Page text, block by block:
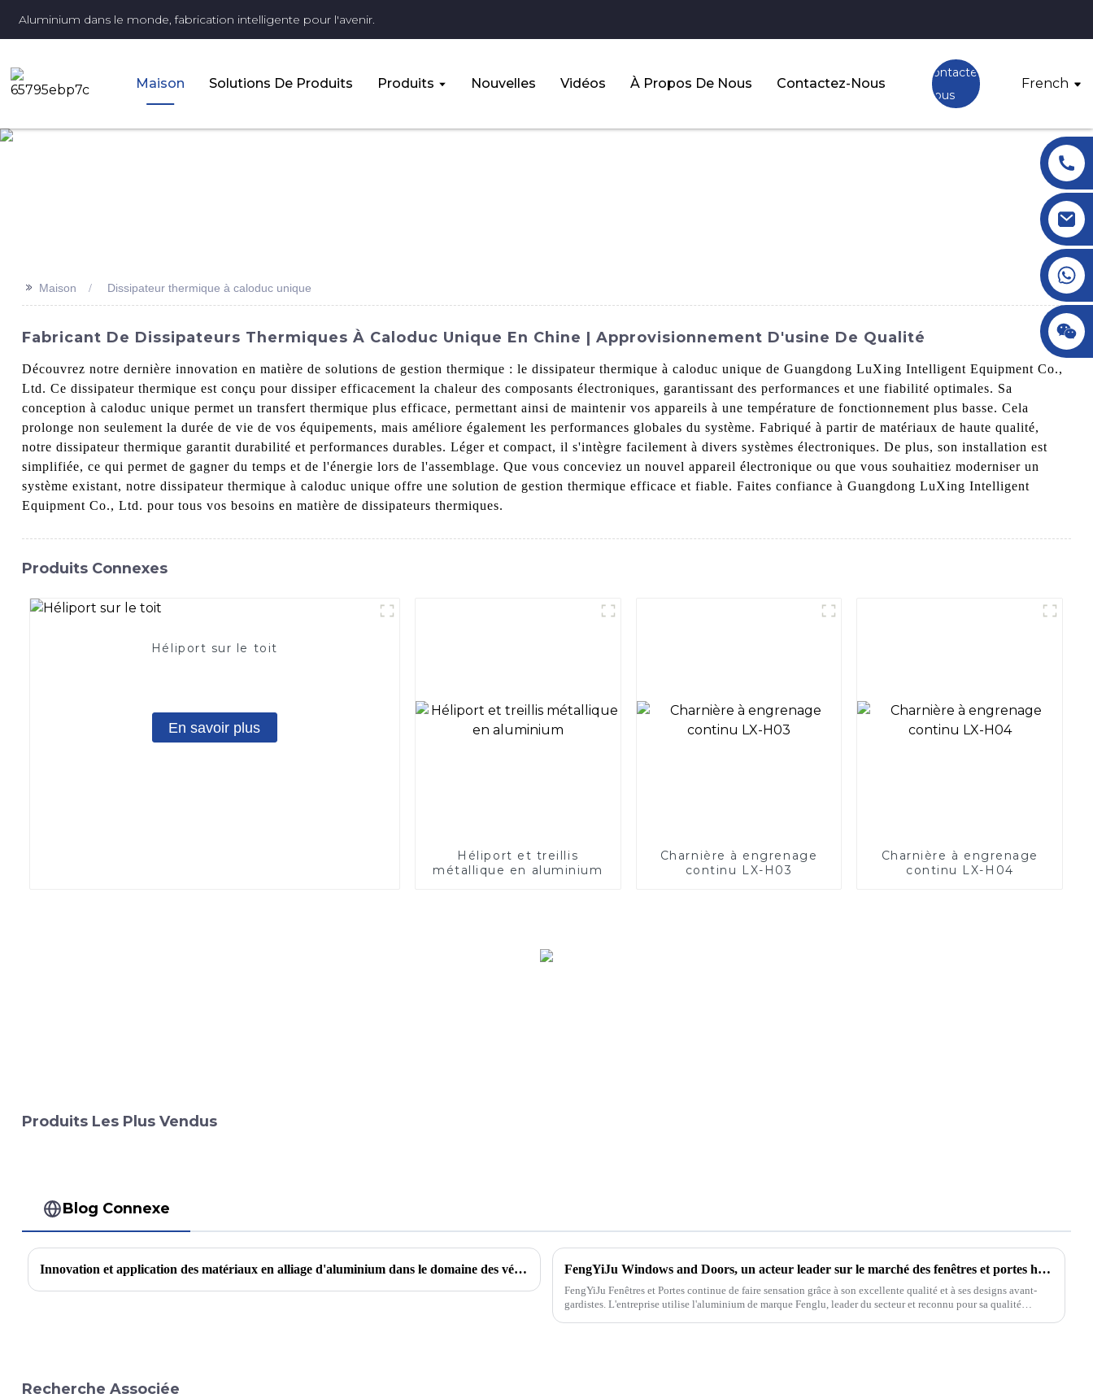
Aluminium dans le monde, fabrication intelligente pour l'avenir.
Maison Solutions De Produits Produits Nouvelles Vidéos À Propos De Nous Contactez-Nous
Contactez-
Nous
French
>> Maison Dissipateur thermique à caloduc unique
Fabricant De Dissipateurs Thermiques À Caloduc Unique En Chine | Approvisionnement D'usine De Qualité
Découvrez notre dernière innovation en matière de solutions de gestion thermique : le dissipateur thermique à caloduc unique de Guangdong LuXing Intelligent Equipment Co.,
Ltd. Ce dissipateur thermique est conçu pour dissiper efficacement la chaleur des composants électroniques, garantissant des performances et une fiabilité optimales. Sa
conception à caloduc unique permet un transfert thermique plus efficace, permettant ainsi de maintenir vos appareils à une température de fonctionnement plus basse. Cela
prolonge non seulement la durée de vie de vos équipements, mais améliore également les performances globales du système. Fabriqué à partir de matériaux de haute qualité,
notre dissipateur thermique garantit durabilité et performances durables. Léger et compact, il s'intègre facilement à divers systèmes électroniques. De plus, son installation est
simplifiée, ce qui permet de gagner du temps et de l'énergie lors de l'assemblage. Que vous conceviez un nouvel appareil électronique ou que vous souhaitiez moderniser un
système existant, notre dissipateur thermique à caloduc unique offre une solution de gestion thermique efficace et fiable. Faites confiance à Guangdong LuXing Intelligent
Equipment Co., Ltd. pour tous vos besoins en matière de dissipateurs thermiques.
Produits Connexes
Héliport sur le toit
En savoir plus
Héliport et treillis
métallique en aluminium
Charnière à engrenage
continu LX-H03
Charnière à engrenage
continu LX-H04
Produits Les Plus Vendus
Blog Connexe
Innovation et application des matériaux en alliage d'aluminium dans le domaine des véhicules à énergie nouvelle FengYiJu Windows and Doors, un acteur leader sur le marché des fenêtres et portes haut de gamme !
FengYiJu Fenêtres et Portes continue de faire sensation grâce à son excellente qualité et à ses designs avant-
gardistes. L'entreprise utilise l'aluminium de marque Fenglu, leader du secteur et reconnu pour sa qualité
Recherche Associée